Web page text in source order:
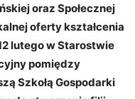
oraz Społecznej
oferty kształcenia
lutego w Starostwie
pomiędzy
Szkołą Gospodarki